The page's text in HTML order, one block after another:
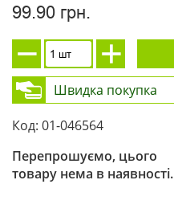
99.90 грн.
Швидка покупка
Код: 01-046564
Перепрошуємо, цього
товару нема в наявності.